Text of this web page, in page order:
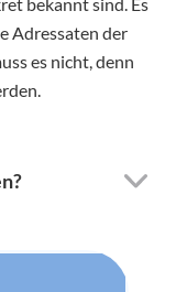
Adressaten der
es nicht, denn